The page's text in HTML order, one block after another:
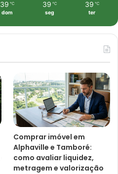
39 ℃
dom
39 ℃
seg
39 ℃
ter
Comprar imóvel em
Alphaville e Tamboré:
como avaliar liquidez,
metragem e valorização